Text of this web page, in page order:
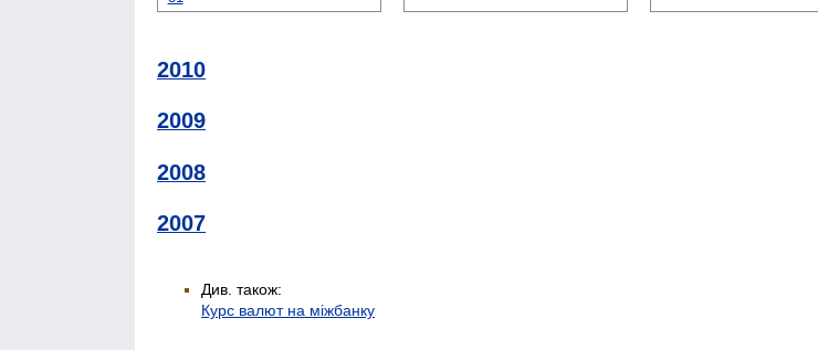
2010
2009
2008
2007
Див. також:
Курс валют на міжбанку